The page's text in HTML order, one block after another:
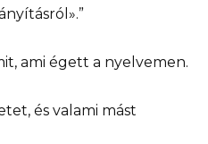
ami égett a nyelvemen.
és valami mást